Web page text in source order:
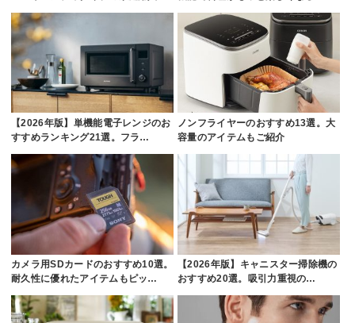
【2026年版】単機能電子レンジのお
すすめランキング21選。フラ…
ノンフライヤーのおすすめ13選。大
容量のアイテムもご紹介
カメラ用SDカードのおすすめ10選。
耐久性に優れたアイテムもピッ…
【2026年版】キャニスター掃除機の
おすすめ20選。吸引力重視の…